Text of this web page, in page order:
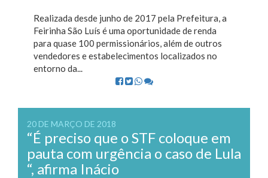
Realizada desde junho de 2017 pela Prefeitura, a
Feirinha São Luís é uma oportunidade de renda
para quase 100 permissionários, além de outros
vendedores e estabelecimentos localizados no
entorno da...
20 DE MARÇO DE 2018
“É preciso que o STF coloque em
pauta com urgência o caso de Lula
“, afirma Inácio